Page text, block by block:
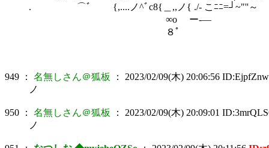
. ⌒ﾞ {,....ノ^ﾞc8{＿,,ノ{ ./- こﾆﾆ=┘~"''
∞o ー-― ~"" ''''''
８ﾟ
949 ： 名無しさん＠狐板 ： 2023/02/09(木) 20:06:56
ノ
950 ： 名無しさん＠狐板 ： 2023/02/09(木) 20:09:01
ノ